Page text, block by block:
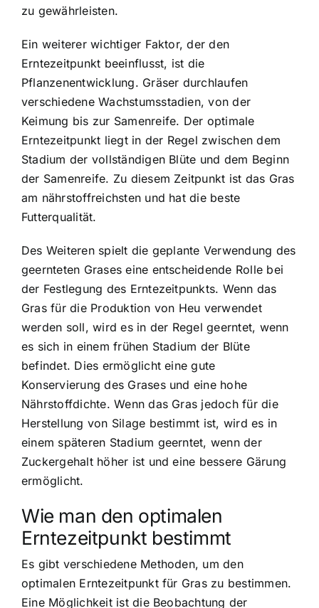
zu gewährleisten.
Ein weiterer wichtiger Faktor, der den
Erntezeitpunkt beeinflusst, ist die
Pflanzenentwicklung. Gräser durchlaufen
verschiedene Wachstumsstadien, von der
Keimung bis zur Samenreife. Der optimale
Erntezeitpunkt liegt in der Regel zwischen dem
Stadium der vollständigen Blüte und dem Beginn
der Samenreife. Zu diesem Zeitpunkt ist das Gras
am nährstoffreichsten und hat die beste
Futterqualität.
Des Weiteren spielt die geplante Verwendung des
geernteten Grases eine entscheidende Rolle bei
der Festlegung des Erntezeitpunkts. Wenn das
Gras für die Produktion von Heu verwendet
werden soll, wird es in der Regel geerntet, wenn
es sich in einem frühen Stadium der Blüte
befindet. Dies ermöglicht eine gute
Konservierung des Grases und eine hohe
Nährstoffdichte. Wenn das Gras jedoch für die
Herstellung von Silage bestimmt ist, wird es in
einem späteren Stadium geerntet, wenn der
Zuckergehalt höher ist und eine bessere Gärung
ermöglicht.
Wie man den optimalen
Erntezeitpunkt bestimmt
Es gibt verschiedene Methoden, um den
optimalen Erntezeitpunkt für Gras zu bestimmen.
Eine Möglichkeit ist die Beobachtung der